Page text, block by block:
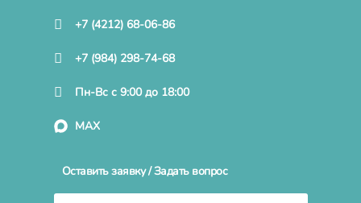
+7 (4212) 68-06-86
+7 (984) 298-74-68
Пн-Вс с 9:00 до 18:00
MAX
Оставить заявку / Задать вопрос